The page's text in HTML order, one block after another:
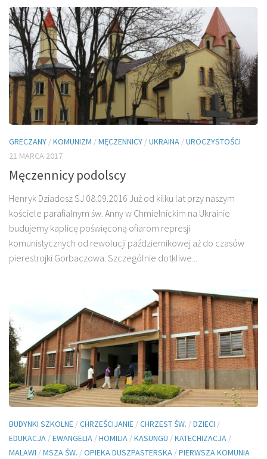
GRECZANY /KOMUNIZM /MĘCZENNICY /UKRAINA /UROCZYSTOŚCI
21 MARCA 2017
Męczennicy podolscy
Henryk Dziadosz SJ 08.09.2016 Już od kilku lat przy naszym
kościele parafialnym św. Anny w Chmielnickim na Ukrainie
budujemy kaplicę poświęconą ofiarom represji
komunistycznych od rewolucji październikowej aż do czasów
pierestrojki Gorbaczowa. Szczególnie dotkliwe...
BUDYNKI SZKOLNE /CHRZEŚCIJANIE /CHRZEST ŚW. /DZIECI /
EDUKACJA /EWANGELIA /HOMILIA /KASUNGU /KATECHIZACJA /
MALAWI /MSZA ŚW. /OPIEKA DUSZPASTERSKA /PIERWSZA KOMUNIA